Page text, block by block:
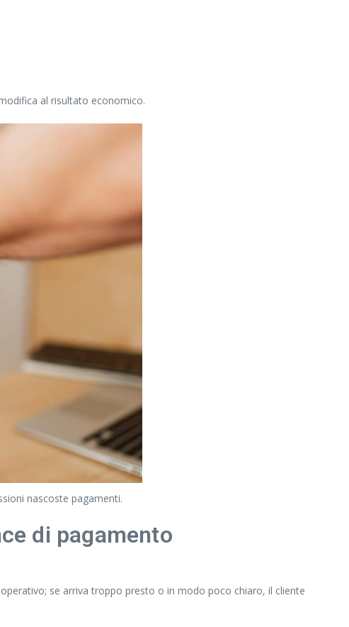
al risultato economico.
nascoste pagamenti.
di pagamento
se arriva troppo presto o in modo poco chiaro, il cliente